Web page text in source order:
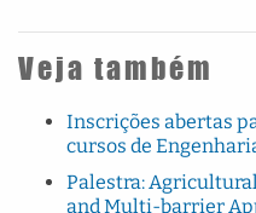
Veja também
Inscrições abertas
cursos de
Palestra:
and Multi-barrier